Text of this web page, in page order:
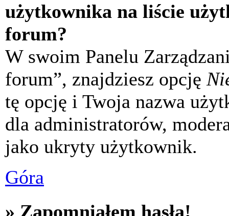
użytkownika na liście
forum?
W swoim Panelu
forum”, znajdziesz opcję
tę opcję i Twoja nazwa
dla administratorów,
jako ukryty użytkownik.
Góra
» Zapomniałem hasła!